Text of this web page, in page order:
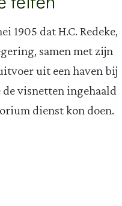
1905 dat H.C. Redeke,
samen met zijn
uit een haven bij
visnetten ingehaald
dienst kon doen.